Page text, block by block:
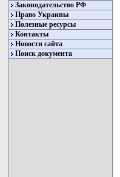
Законодательство РФ
Право Украины
Полезные ресурсы
Контакты
Новости сайта
Поиск документа